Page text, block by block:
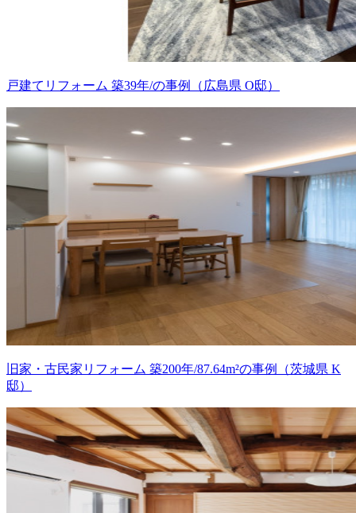
戸建てリフォーム 築39年/の事例（広島県 O邸）
旧家・古民家リフォーム 築200年/87.64m²の事例（茨城県 K
邸）